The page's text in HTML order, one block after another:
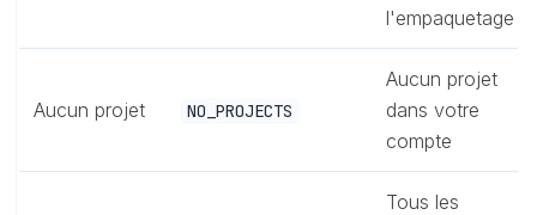
l'empaquetage
Aucun projet NO_PROJECTS
Aucun projet
dans votre
compte
Tous les